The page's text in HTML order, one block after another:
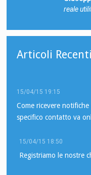
reale
Articoli Recenti
15/04/15 19:15
Come ricevere
specifico contatto va
15/04/15 18:50
Registriamo le nostre